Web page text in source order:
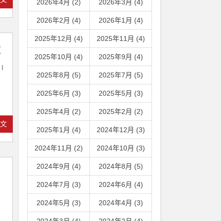
2026年4月 (2) 2026年3月 (4)
2026年2月 (4) 2026年1月 (4)
2025年12月 (4) 2025年11月 (4)
2025年10月 (4) 2025年9月 (4)
2025年8月 (5) 2025年7月 (5)
2025年6月 (3) 2025年5月 (3)
2025年4月 (2) 2025年2月 (2)
2025年1月 (4) 2024年12月 (3)
2024年11月 (2) 2024年10月 (3)
2024年9月 (4) 2024年8月 (5)
2024年7月 (3) 2024年6月 (4)
2024年5月 (3) 2024年4月 (3)